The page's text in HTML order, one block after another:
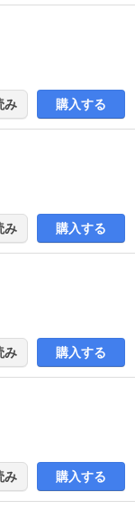
み 購入する
み 購入する
み 購入する
み 購入する